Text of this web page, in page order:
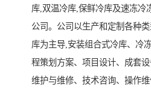
库,双温冷库,保鲜冷库及速冻冷
公司。公司以生产和定制各种
库为主导,安装组合式冷库、冷
程策划方案、项目设计、成套设
维护与维修、技术咨询、操作